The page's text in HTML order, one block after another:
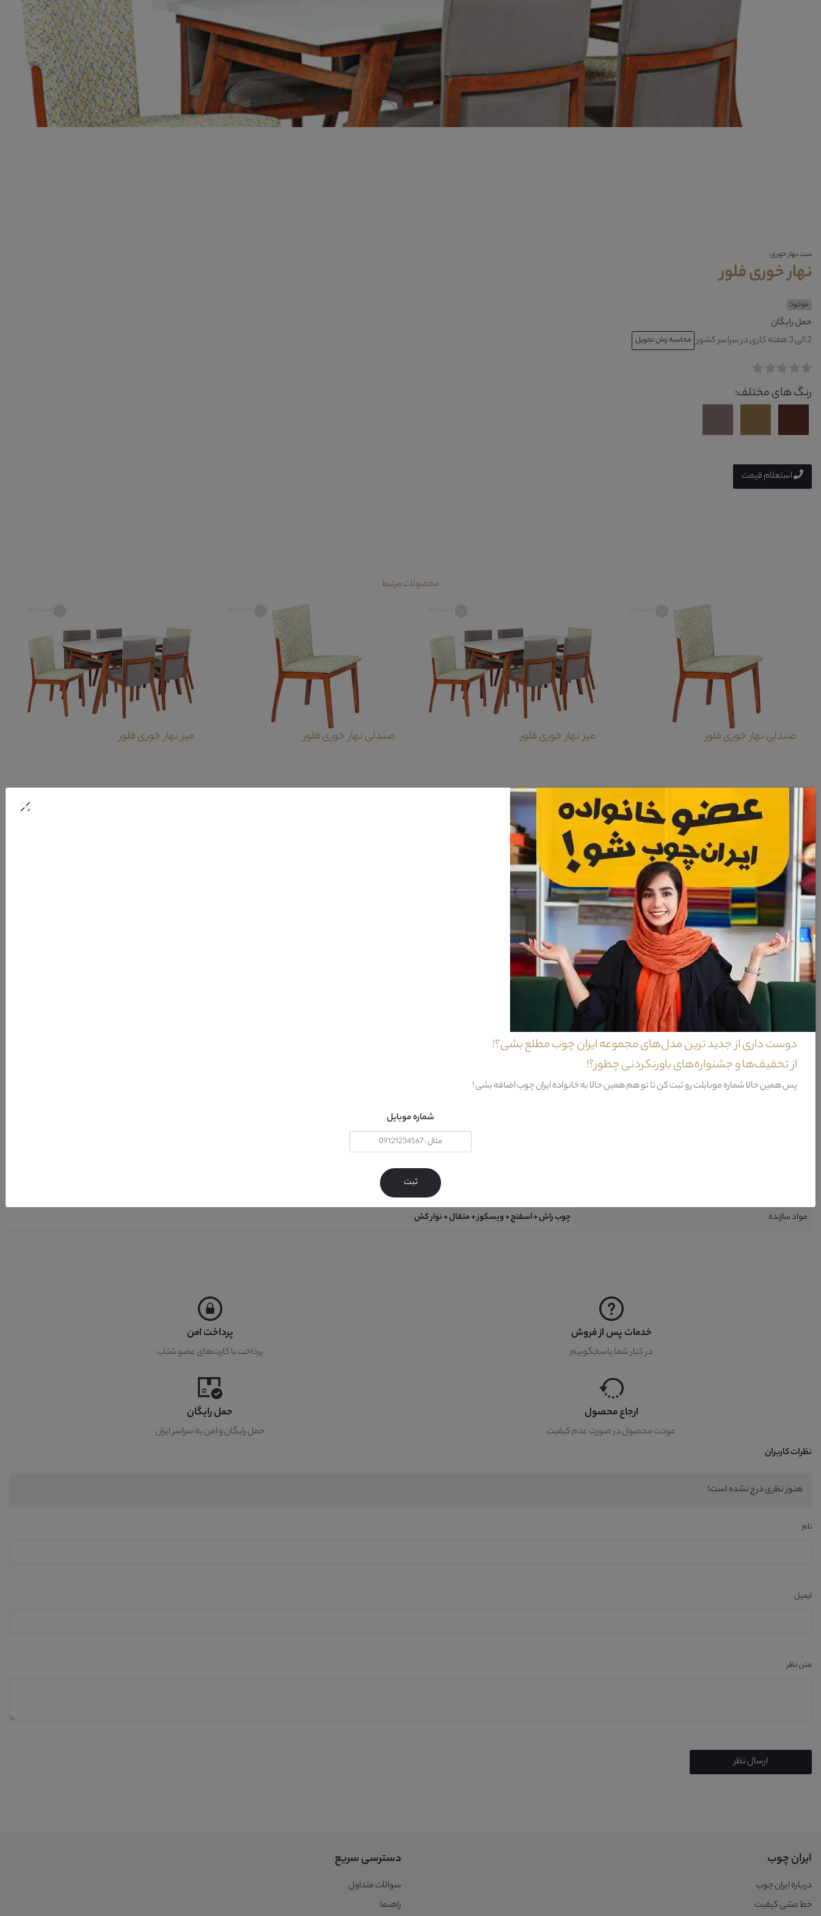
ست نهار خوری
نهار خوری فلور
موجود
حمل رایگان
2 الی 3 هفته کاری در سراسر کشور
محاسبه زمان تحویل
رنگ های مختلف:
استعلام قیمت
محصولات مرتبط
صندلی نهار خوری فلور میز نهار خوری فلور صندلی نهار خوری فلور میز نهار خوری فلور
معرفی نهار خوری فلور
طراحی هندسی پایه های نهار خوری فلور و البته نشیمن بسیار راحت در صندلی های این محصول از جمله ویژگی های منحصر به فرد آن به شمار می آید.میز نهار خوری فلور در قسمت صفحه خود از یک ورق کاملا مسطح و صیقلی بهره می برد که می تواند علاوه بر
دارا بودن کیفیت بسیار بالا و پوشش ضد لک آن زیبایی و جلوه ی خاصی برای محیط قرار گیری خود ایجاد نماید.همچنین این میز نهار خوری دارای پایه هایی از جنس چوب راش است که می تواند قابلیت تحمل وزن های بسیار بالا را داشته باشد.حال انکه نوع برش های
به کار رفته و البته طراحی هندسی این پایه ها از دیگر نکات قابل توجه در طراحی این محصول می باشد.صندلی نهار خوری فلور بدنه از جنس چوب راش است که سرتاسر پایه ها و البته پشت قسمت تکیه گاه این محصول را پوشش داده است.استفاده از بهترین مواد
اولیه در قسمت نشیمن و تکیه گاه،برش های بسیار طریف بر روی قسمت های چوبی و البته خلاقیت در طراحی بدنه این صندلی از جمله ویژگی های منحصر به فرد ان به شمار می آید.
ویژگی‌های نهار خوری فلور
خدمات پس از فروش
36 ماه
نحوه شست و شو
دستمال مرطوب + آب و کف ( حتی شامپو فرش )
نیاز به نصب
ظرفیت نشیمن
6 نفر
مواد سازنده
چوب راش + اسفنج + ویسکوز + متقال + نوار کش
خدمات پس از فروش
در کنار شما پاسخگوییم
پرداخت امن
پرداخت با کارت‌های عضو شتاب
ارجاع محصول
عودت محصول در صورت عدم کیفیت
حمل رایگان
حمل رایگان و امن به سراسر ایران
نظرات کاربران
هنوز نظری درج نشده است!
نام
ایمیل
متن نظر
ارسال نظر
ایران چوب
درباره ایران چوب
خط مشی کیفیت
دسترسی سریع
سوالات متداول
راهنما
×
دوست داری از جدید ترین مدل‌های مجموعه ایران چوب مطلع بشی؟!
از تخفیف‌ها و جشنواره‌های باورنکردنی چطور؟!
پس همین حالا شماره موبایلت رو ثبت کن تا تو هم همین حالا به خانواده ایران چوب اضافه بشی !
شماره موبایل
ثبت